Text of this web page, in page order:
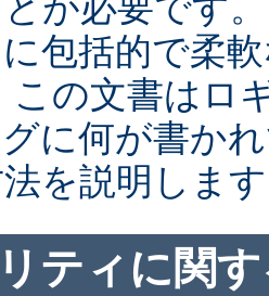
包括的で柔
この文書はロ
に何が書か
を説明しま
ティに関